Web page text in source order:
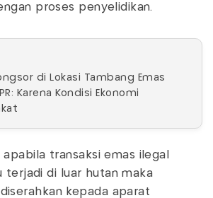
proses penyelidikan.
di Lokasi Tambang Emas
Karena Kondisi Ekonomi
apabila transaksi emas ilegal
terjadi di luar hutan maka
kepada aparat